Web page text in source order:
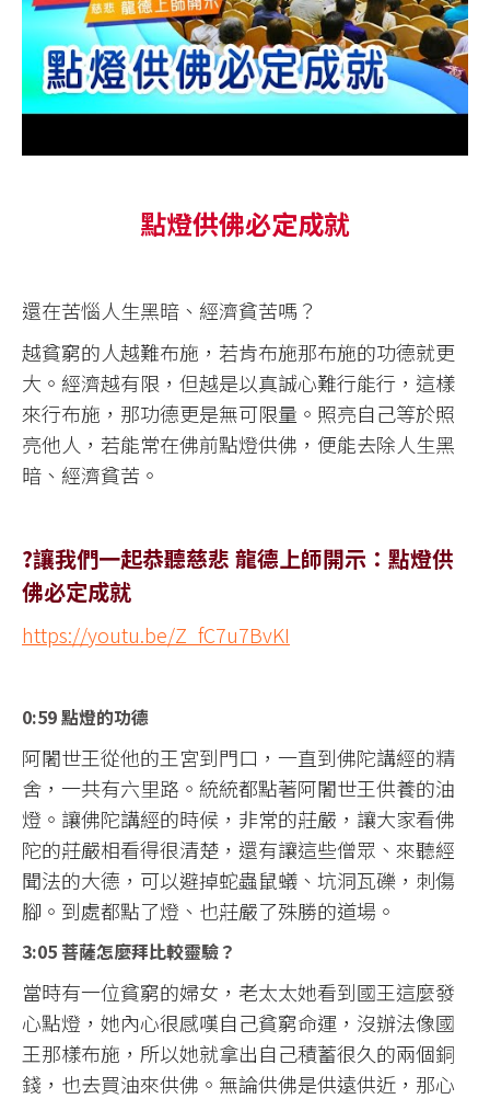
點燈供佛必定成就
還在苦惱人生黑暗、經濟貧苦嗎？
越貧窮的人越難布施，若肯布施那布施的功德就更
大。經濟越有限，但越是以真誠心難行能行，這樣
來行布施，那功德更是無可限量。照亮自己等於照
亮他人，若能常在佛前點燈供佛，便能去除人生黑
暗、經濟貧苦。
?讓我們一起恭聽慈悲 龍德上師開示：點燈供
佛必定成就
https://youtu.be/Z_fC7u7BvKI
0:59 點燈的功德
阿闍世王從他的王宮到門口，一直到佛陀講經的精
舍，一共有六里路。統統都點著阿闍世王供養的油
燈。讓佛陀講經的時候，非常的莊嚴，讓大家看佛
陀的莊嚴相看得很清楚，還有讓這些僧眾、來聽經
聞法的大德，可以避掉蛇蟲鼠蟻、坑洞瓦礫，刺傷
腳。到處都點了燈、也莊嚴了殊勝的道場。
3:05 菩薩怎麼拜比較靈驗？
當時有一位貧窮的婦女，老太太她看到國王這麼發
心點燈，她內心很感嘆自己貧窮命運，沒辦法像國
王那樣布施，所以她就拿出自己積蓄很久的兩個銅
錢，也去買油來供佛。無論供佛是供遠供近，那心